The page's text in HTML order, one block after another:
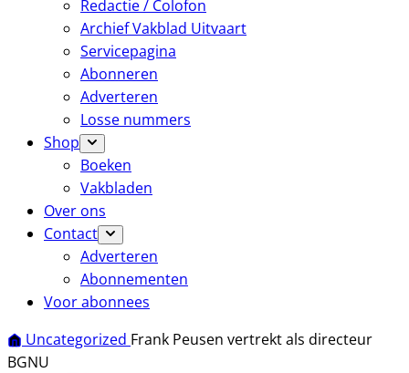
Redactie / Colofon
Archief Vakblad Uitvaart
Servicepagina
Abonneren
Adverteren
Losse nummers
Shop
Boeken
Vakbladen
Over ons
Contact
Adverteren
Abonnementen
Voor abonnees
Uncategorized Frank Peusen vertrekt als directeur
BGNU